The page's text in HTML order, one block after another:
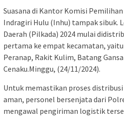
Suasana di Kantor Komisi
Indragiri Hulu (Inhu) tampak sibuk.
Daerah (Pilkada) 2024 mulai
pertama ke empat kecamatan,
Peranap, Rakit Kulim, Batang
Cenaku.Minggu, (24/11/2024).
Untuk memastikan proses
aman, personel bersenjata dari
mengawal pengiriman logistik